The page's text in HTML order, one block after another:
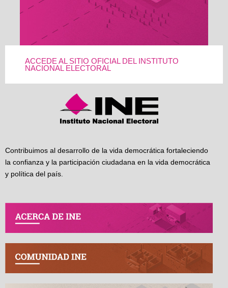
ACCEDE AL SITIO OFICIAL DEL INSTITUTO
NACIONAL ELECTORAL
Contribuimos al desarrollo de la vida democrática fortaleciendo
la confianza y la participación ciudadana en la vida democrática
y política del país.